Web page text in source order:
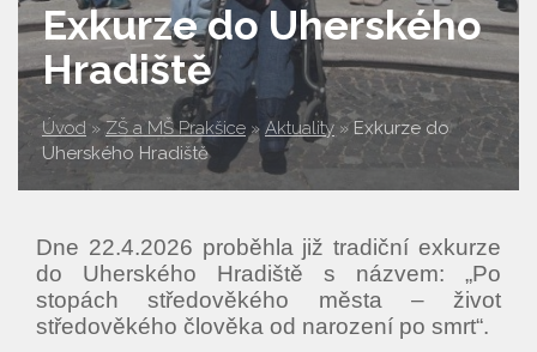
Exkurze do Uherského
Hradiště
Úvod » ZŠ a MŠ Prakšice » Aktuality » Exkurze do
Uherského Hradiště
Dne 22.4.2026 proběhla již tradiční exkurze
do Uherského Hradiště s názvem: „Po
stopách středověkého města – život
středověkého člověka od narození po smrt“.